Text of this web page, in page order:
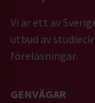
Vi är ett av
utbud av
föreläsningar.
GENVÄGAR